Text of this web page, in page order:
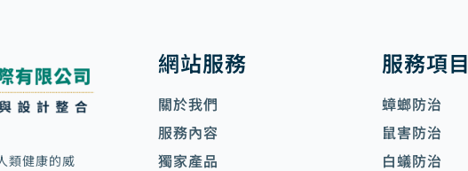
類健康的威
網站服務
關於我們
服務內容
獨家產品
服務項目
蟑螂防治
鼠害防治
白蟻防治